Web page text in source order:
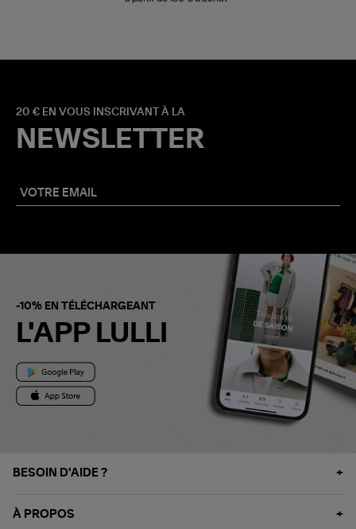
20 € EN VOUS INSCRIVANT À LA
NEWSLETTER
-10% EN TÉLÉCHARGEANT
L'APP LULLI
BESOIN D'AIDE ?
À PROPOS